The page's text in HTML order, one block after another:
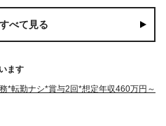
べて見る
ます
*転勤ナシ*賞与2回*想定年収460万円～